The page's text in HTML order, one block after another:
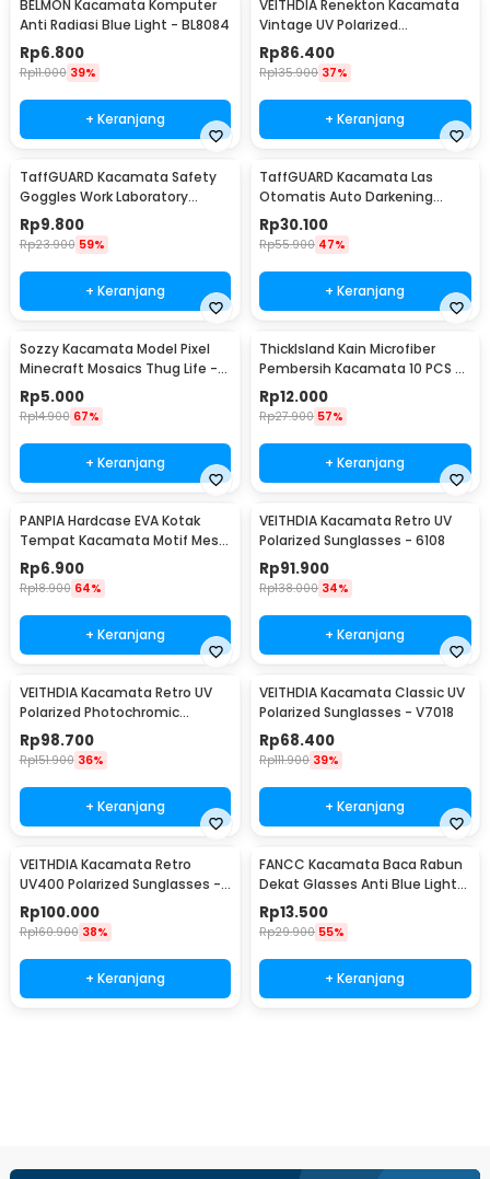
BELMON Kacamata Komputer
Anti Radiasi Blue Light - BL8084
Rp6.800
Rp11.000 39%
+ Keranjang
VEITHDIA Renekton Kacamata
Vintage UV Polarized
Sunglasses - 2462
Rp86.400
Rp135.900 37%
+ Keranjang
TaffGUARD Kacamata Safety
Goggles Work Laboratory
Eyewear - LE979
Rp9.800
Rp23.900 59%
+ Keranjang
TaffGUARD Kacamata Las
Otomatis Auto Darkening
Soldering Goggles - 5100B
Rp30.100
Rp55.900 47%
+ Keranjang
Sozzy Kacamata Model Pixel
Minecraft Mosaics Thug Life -
W0124
Rp5.000
Rp14.900 67%
+ Keranjang
ThickIsland Kain Microfiber
Pembersih Kacamata 10 PCS -
K-20P
Rp12.000
Rp27.900 57%
+ Keranjang
PANPIA Hardcase EVA Kotak
Tempat Kacamata Motif Mesh
- JL-10029
Rp6.900
Rp18.900 64%
+ Keranjang
VEITHDIA Kacamata Retro UV
Polarized Sunglasses - 6108
Rp91.900
Rp138.000 34%
+ Keranjang
VEITHDIA Kacamata Retro UV
Polarized Photochromic
Sunglasses - 6108
Rp98.700
Rp151.900 36%
+ Keranjang
VEITHDIA Kacamata Classic UV
Polarized Sunglasses - V7018
Rp68.400
Rp111.900 39%
+ Keranjang
VEITHDIA Kacamata Retro
UV400 Polarized Sunglasses -
6562
Rp100.000
Rp160.900 38%
+ Keranjang
FANCC Kacamata Baca Rabun
Dekat Glasses Anti Blue Light
Lensa Plus 1.0 - F400
Rp13.500
Rp29.900 55%
+ Keranjang